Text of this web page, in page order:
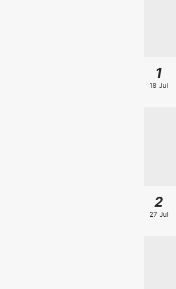
1
18 Jul
2
27 Jul